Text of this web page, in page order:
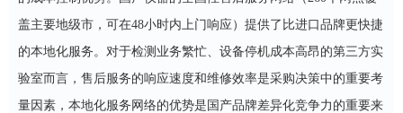
盖主要地级市，可在48小时内上门响应）提供了比进口品牌更快捷
的本地化服务。对于检测业务繁忙、设备停机成本高昂的第三方实
验室而言，售后服务的响应速度和维修效率是采购决策中的重要考
量因素，本地化服务网络的优势是国产品牌差异化竞争力的重要来